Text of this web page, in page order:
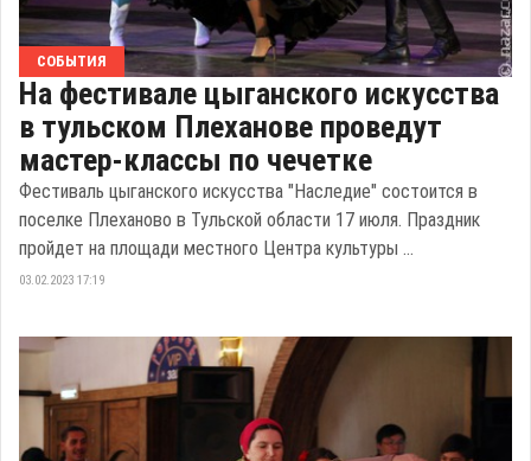
СОБЫТИЯ
На фестивале цыганского искусства
в тульском Плеханове проведут
мастер-классы по чечетке
Фестиваль цыганского искусства "Наследие" состоится в
поселке Плеханово в Тульской области 17 июля. Праздник
пройдет на площади местного Центра культуры ...
03.02.2023 17:19